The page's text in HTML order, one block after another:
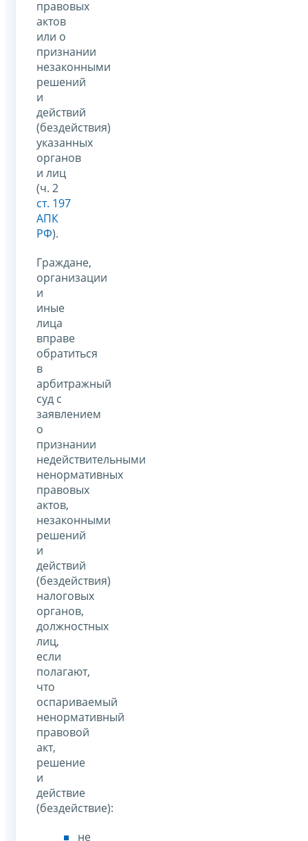
правовых
актов
или о
признании
незаконными
решений
и
действий
(бездействия)
указанных
органов
и лиц
(ч. 2
ст. 197
АПК
РФ).
Граждане,
организации
и
иные
лица
вправе
обратиться
в
арбитражный
суд с
заявлением
о
признании
недействительными
ненормативных
правовых
актов,
незаконными
решений
и
действий
(бездействия)
налоговых
органов,
должностных
лиц,
если
полагают,
что
оспариваемый
ненормативный
правовой
акт,
решение
и
действие
(бездействие):
не